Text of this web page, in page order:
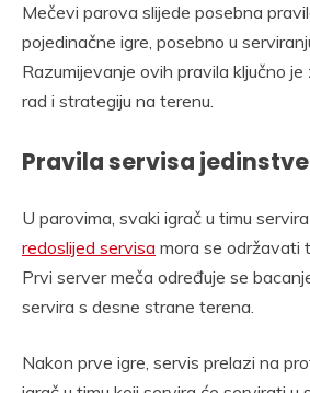
Mečevi parova slijede posebna
pojedinačne igre, posebno u
Razumijevanje ovih pravila ključno
rad i strategiju na terenu.
Pravila servisa
U parovima, svaki igrač u timu
redoslijed servisa mora se održavati
Prvi server meča određuje se
servira s desne strane terena.
Nakon prve igre, servis prelazi na